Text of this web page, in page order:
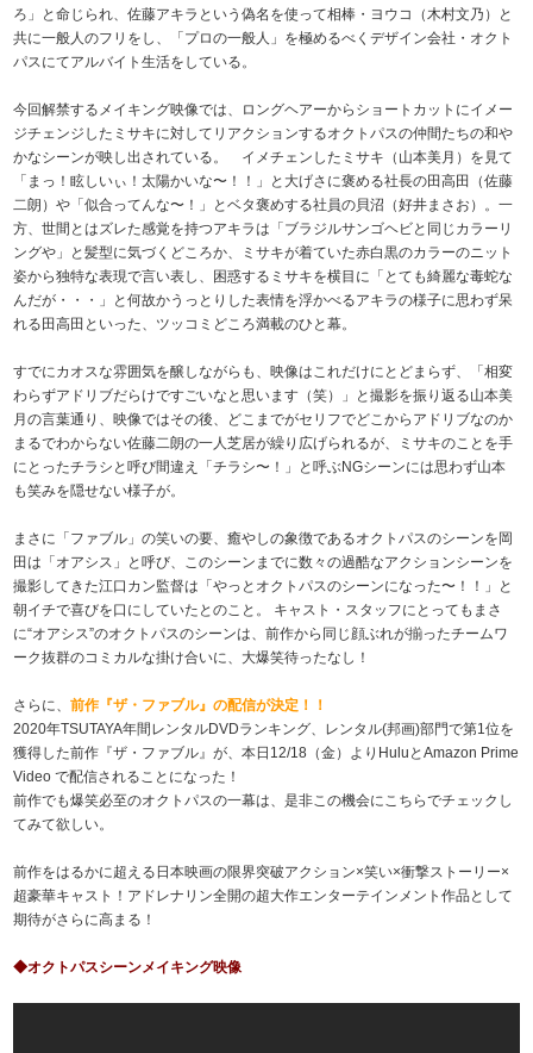
ろ」と命じられ、佐藤アキラという偽名を使って相棒・ヨウコ（木村文乃）と
共に一般人のフリをし、「プロの一般人」を極めるべくデザイン会社・オクト
パスにてアルバイト生活をしている。
今回解禁するメイキング映像では、ロングヘアーからショートカットにイメー
ジチェンジしたミサキに対してリアクションするオクトパスの仲間たちの和や
かなシーンが映し出されている。 イメチェンしたミサキ（山本美月）を見て
「まっ！眩しいぃ！太陽かいな〜！！」と大げさに褒める社長の田高田（佐藤
二朗）や「似合ってんな〜！」とベタ褒めする社員の貝沼（好井まさお）。一
方、世間とはズレた感覚を持つアキラは「ブラジルサンゴヘビと同じカラーリ
ングや」と髪型に気づくどころか、ミサキが着ていた赤白黒のカラーのニット
姿から独特な表現で言い表し、困惑するミサキを横目に「とても綺麗な毒蛇な
んだが・・・」と何故かうっとりした表情を浮かべるアキラの様子に思わず呆
れる田高田といった、ツッコミどころ満載のひと幕。
すでにカオスな雰囲気を醸しながらも、映像はこれだけにとどまらず、「相変
わらずアドリブだらけですごいなと思います（笑）」と撮影を振り返る山本美
月の言葉通り、映像ではその後、どこまでがセリフでどこからアドリブなのか
まるでわからない佐藤二朗の一人芝居が繰り広げられるが、ミサキのことを手
にとったチラシと呼び間違え「チラシ〜！」と呼ぶNGシーンには思わず山本
も笑みを隠せない様子が。
まさに「ファブル」の笑いの要、癒やしの象徴であるオクトパスのシーンを岡
田は「オアシス」と呼び、このシーンまでに数々の過酷なアクションシーンを
撮影してきた江口カン監督は「やっとオクトパスのシーンになった〜！！」と
朝イチで喜びを口にしていたとのこと。 キャスト・スタッフにとってもまさ
に“オアシス”のオクトパスのシーンは、前作から同じ顔ぶれが揃ったチームワ
ーク抜群のコミカルな掛け合いに、大爆笑待ったなし！
さらに、前作『ザ・ファブル』の配信が決定！！
2020年TSUTAYA年間レンタルDVDランキング、レンタル(邦画)部門で第1位を
獲得した前作『ザ・ファブル』が、本日12/18（金）よりHuluとAmazon Prime
Video で配信されることになった！
前作でも爆笑必至のオクトパスの一幕は、是非この機会にこちらでチェックし
てみて欲しい。
前作をはるかに超える日本映画の限界突破アクション×笑い×衝撃ストーリー×
超豪華キャスト！アドレナリン全開の超大作エンターテインメント作品として
期待がさらに高まる！
◆オクトパスシーンメイキング映像